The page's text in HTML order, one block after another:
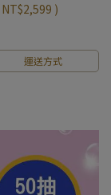
NT$2,599 )
運送方式